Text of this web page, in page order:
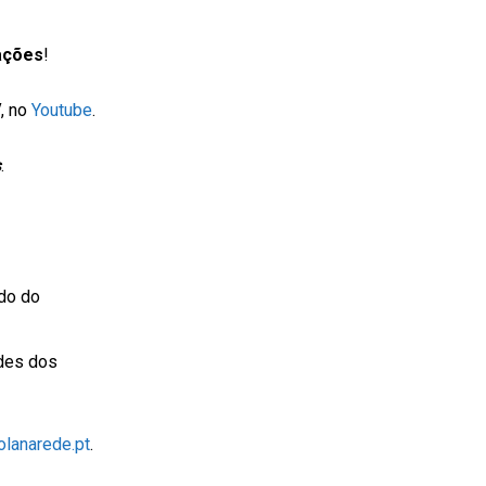
!
, no Youtube.
.
do
dos
.